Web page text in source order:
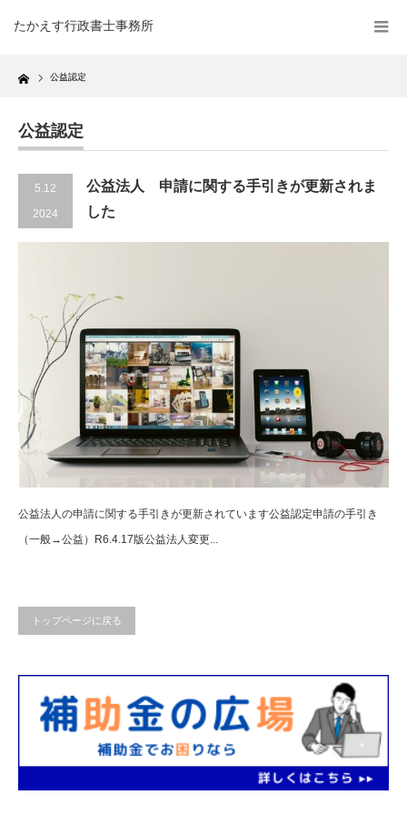
たかえす行政書士事務所
Home 公益認定
公益認定
5.12
2024
公益法人 申請に関する手引きが更新されま
した
公益法人の申請に関する手引きが更新されています公益認定申請の手引き
（一般→公益）R6.4.17版公益法人変更...
トップページに戻る